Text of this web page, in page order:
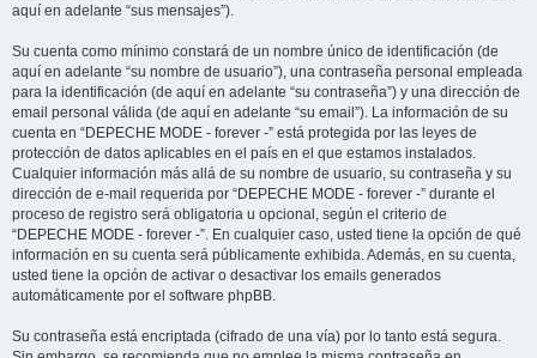
aquí en adelante “sus mensajes”).
Su cuenta como mínimo constará de un nombre único de identificación (de
aquí en adelante “su nombre de usuario”), una contraseña personal empleada
para la identificación (de aquí en adelante “su contraseña”) y una dirección de
email personal válida (de aquí en adelante “su email”). La información de su
cuenta en “DEPECHE MODE - forever -” está protegida por las leyes de
protección de datos aplicables en el país en el que estamos instalados.
Cualquier información más allá de su nombre de usuario, su contraseña y su
dirección de e-mail requerida por “DEPECHE MODE - forever -” durante el
proceso de registro será obligatoria u opcional, según el criterio de
“DEPECHE MODE - forever -”. En cualquier caso, usted tiene la opción de qué
información en su cuenta será públicamente exhibida. Además, en su cuenta,
usted tiene la opción de activar o desactivar los emails generados
automáticamente por el software phpBB.
Su contraseña está encriptada (cifrado de una vía) por lo tanto está segura.